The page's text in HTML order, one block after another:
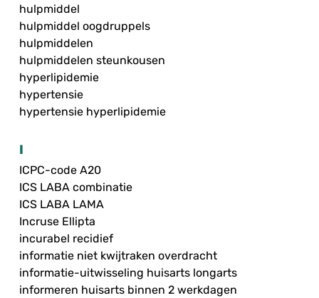
hulpmiddel
hulpmiddel oogdruppels
hulpmiddelen
hulpmiddelen steunkousen
hyperlipidemie
hypertensie
hypertensie hyperlipidemie
I
ICPC-code A20
ICS LABA combinatie
ICS LABA LAMA
Incruse Ellipta
incurabel recidief
informatie niet kwijtraken overdracht
informatie-uitwisseling huisarts longarts
informeren huisarts binnen 2 werkdagen